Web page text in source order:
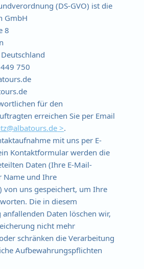
(DS-GVO) ist die
GmbH
8
750
für den
erreichen Sie per Email
.
mit uns per E-
Kontaktformular werden die
Daten (Ihre E-Mail-
Name und Ihre
von uns gespeichert, um Ihre
Die in diesem
Daten löschen wir,
nicht mehr
schränken die Verarbeitung
Aufbewahrungspflichten